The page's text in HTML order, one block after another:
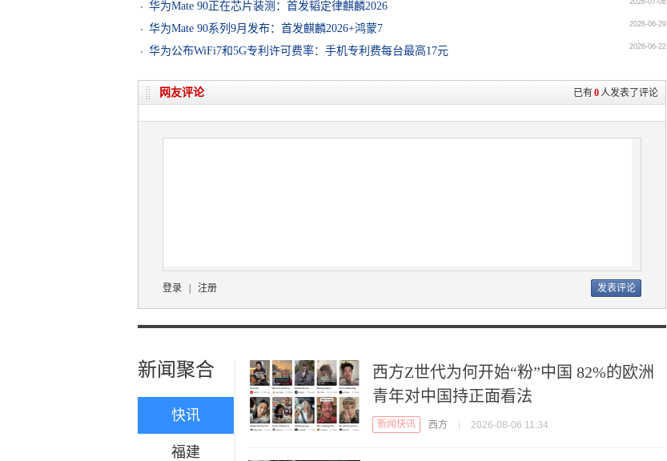
华为Mate 90正在芯片装测：首发韬定律麒麟2026
2026-07-06
华为Mate 90系列9月发布：首发麒麟2026+鸿蒙7 2026-06-29
华为公布WiFi7和5G专利许可费率：手机专利费每台最高17元 2026-06-22
已有0人发表了评论
网友评论
登录 注册
新闻聚合
快讯
福建
西方Z世代为何开始“粉”中国 82%的欧洲
青年对中国持正面看法
新闻快讯 西方 2026-08-06 11:34